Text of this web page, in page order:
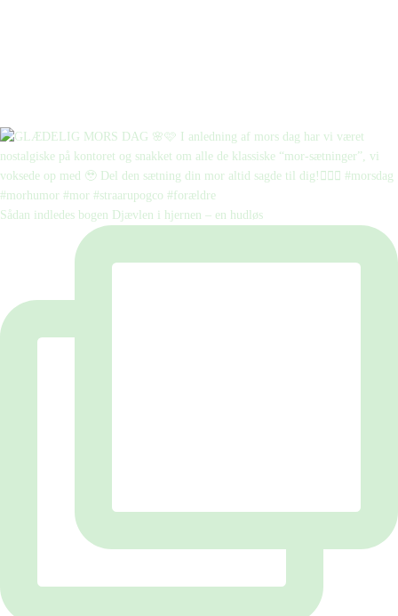
Sådan indledes bogen Djævlen i hjernen – en hudløs